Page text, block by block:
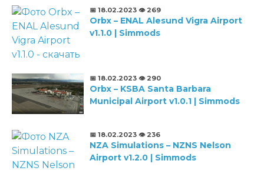
📅 18.02.2023 👁️ 269
Orbx – ENAL Alesund Vigra Airport
v1.1.0 | Simmods
📅 18.02.2023 👁️ 290
Orbx – KSBA Santa Barbara
Municipal Airport v1.0.1 | Simmods
📅 18.02.2023 👁️ 236
NZA Simulations – NZNS Nelson
Airport v1.2.0 | Simmods